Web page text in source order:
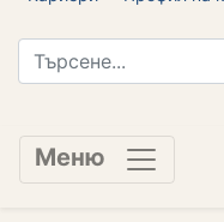
Меню